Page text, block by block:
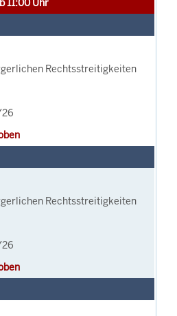
11:00 Uhr
Rechtsstreitigkeiten
Rechtsstreitigkeiten